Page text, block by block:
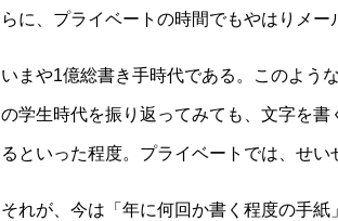
らに、プライベートの時間でもやはりメー
いまや1億総書き手時代である。このよう
の学生時代を振り返ってみても、文字を
るといった程度。プライベートでは、せい
それが、今は「年に何回か書く程度の手紙